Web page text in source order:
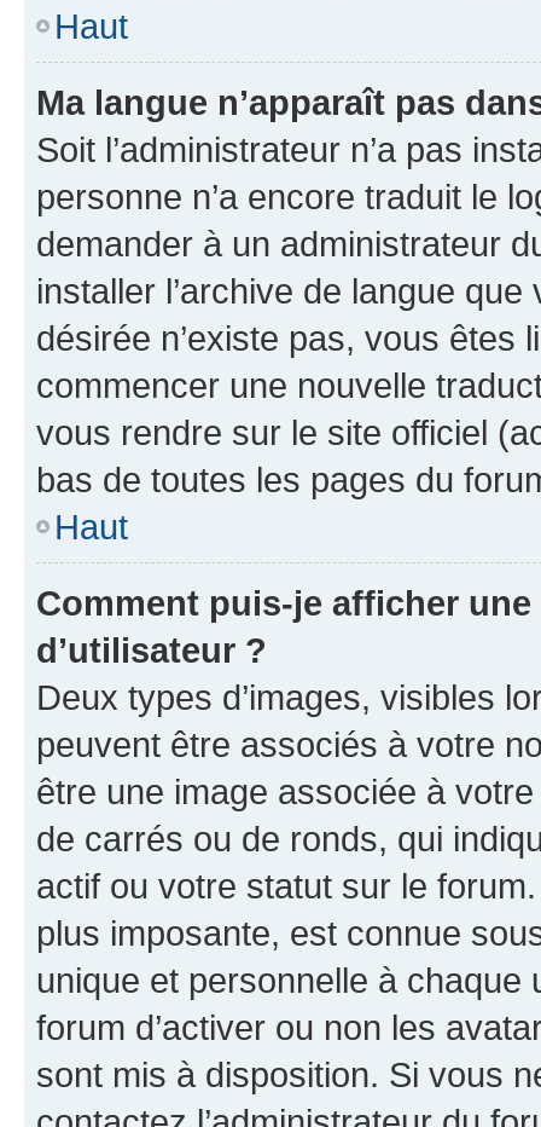
Haut
Ma langue n’apparaît pas
Soit l’administrateur n’a pas
personne n’a encore traduit le
demander à un administrateur
installer l’archive de langue
désirée n’existe pas, vous êtes
commencer une nouvelle
vous rendre sur le site officiel
bas de toutes les pages du
Haut
Comment puis-je afficher
d’utilisateur ?
Deux types d’images, visibles
peuvent être associés à votre
être une image associée à
de carrés ou de ronds, qui
actif ou votre statut sur le
plus imposante, est connue
unique et personnelle à chaque
forum d’activer ou non les
sont mis à disposition. Si vous